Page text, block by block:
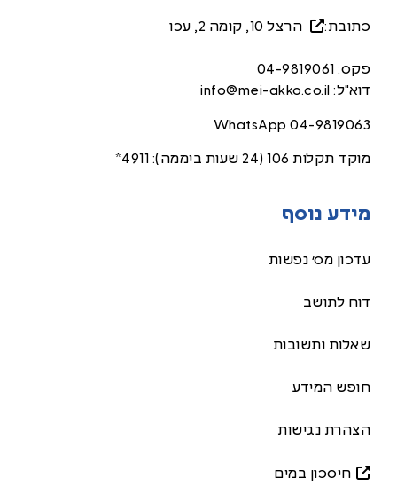
כתובת: הרצל 10, קומה 2, עכ ו
פקס: 04-9819061
דוא"ל: info@mei-akko.co.il
WhatsApp 04-9819063
מוקד תקלות 106 (24 שעות ביממה): 4911*
מידע נוסף
עדכון מס׳ נפשות
דוח לתושב
שאלות ותשובות
חופש המידע
הצהרת נגישות
חיסכון במים